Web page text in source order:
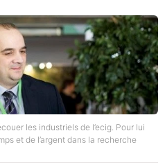
les industriels de l’ecig. Pour lui
et de l’argent dans la recherche